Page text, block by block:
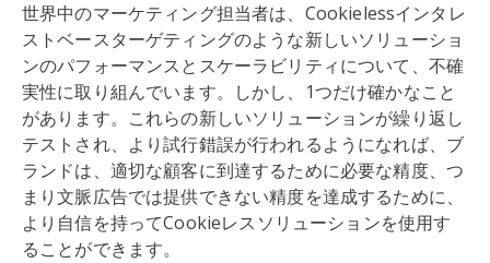
世界中のマーケティング担当者は、Cookielessインタレ
ストベースターゲティングのような新しいソリューショ
ンのパフォーマンスとスケーラビリティについて、不確
実性に取り組んでいます。しかし、1つだけ確かなこと
があります。これらの新しいソリューションが繰り返し
テストされ、より試行錯誤が行われるようになれば、ブ
ランドは、適切な顧客に到達するために必要な精度、つ
まり文脈広告では提供できない精度を達成するために、
より自信を持ってCookieレスソリューションを使用す
ることができます。